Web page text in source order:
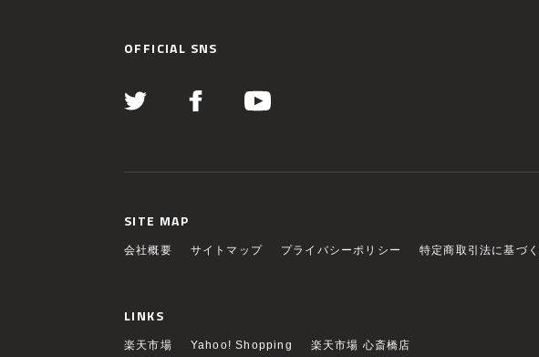
OFFICIAL SNS
SITE MAP
会社概要 サイトマップ プライバシーポリシー 特定商取引法に基づ
LINKS
楽天市場 Yahoo! Shopping 楽天市場 心斎橋店